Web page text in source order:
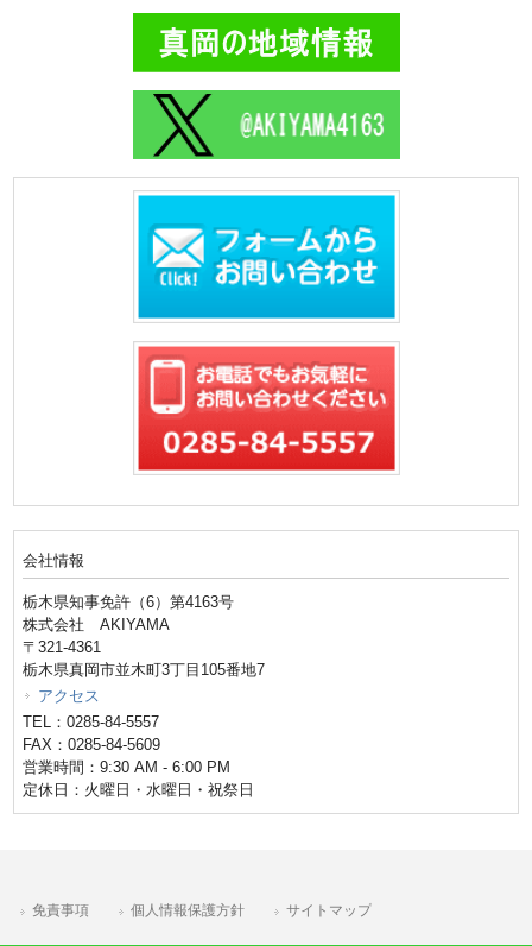
会社情報
栃木県知事免許（6）第4163号
株式会社 AKIYAMA
〒321-4361
栃木県真岡市並木町3丁目105番地7
アクセス
TEL：0285-84-5557
FAX：0285-84-5609
営業時間：9:30 AM - 6:00 PM
定休日：火曜日・水曜日・祝祭日
免責事項 個人情報保護方針 サイトマップ